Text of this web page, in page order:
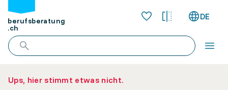
berufsberatung
.ch
DE
Ups, hier stimmt etwas nicht.